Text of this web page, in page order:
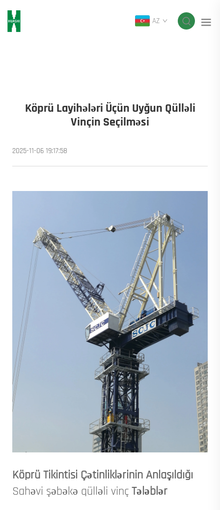
AZ
Köprü Layihələri Üçün Uyğun Qülləli
Vinçin Seçilməsi
2025-11-06 19:17:58
Köprü Tikintisi Çətinliklərinin Anlaşıldığı
Sahəvi şəbəkə qülləli vinç Tələblər